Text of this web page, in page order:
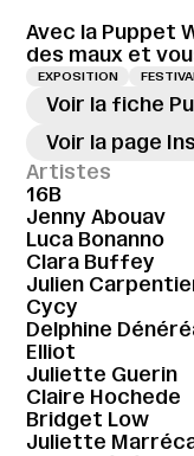
Avec la Puppet
des maux et
EXPOSITION
Voir la fiche
Voir la page
Artistes
16B
Jenny Abouav
Luca Bonanno
Clara Buffey
Julien
Cycy
Delphine
Elliot
Juliette Guerin
Claire Hochede
Bridget Low
Juliette